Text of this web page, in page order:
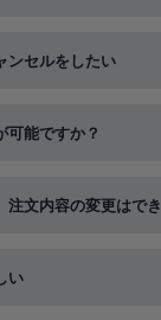
インIDの変更が可能
ンセルをしたい
る関係上、午後以
了しお手続きが間
可能ですか？
カード・携帯キャリ
注文内容の変更はで
っております。
い